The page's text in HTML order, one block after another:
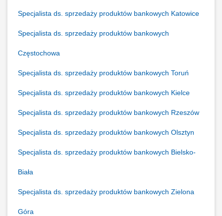
Specjalista ds. sprzedaży produktów bankowych Katowice
Specjalista ds. sprzedaży produktów bankowych
Częstochowa
Specjalista ds. sprzedaży produktów bankowych Toruń
Specjalista ds. sprzedaży produktów bankowych Kielce
Specjalista ds. sprzedaży produktów bankowych Rzeszów
Specjalista ds. sprzedaży produktów bankowych Olsztyn
Specjalista ds. sprzedaży produktów bankowych Bielsko-
Biała
Specjalista ds. sprzedaży produktów bankowych Zielona
Góra